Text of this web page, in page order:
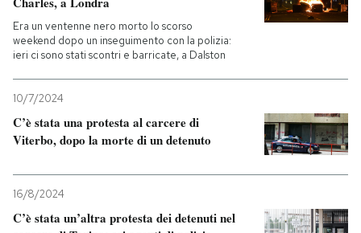
Era un ventenne nero morto lo scorso
weekend dopo un inseguimento con la polizia:
ieri ci sono stati scontri e barricate, a Dalston
10/7/2024
C’è stata una protesta al carcere di
Viterbo, dopo la morte di un detenuto
16/8/2024
C’è stata un’altra protesta dei detenuti nel